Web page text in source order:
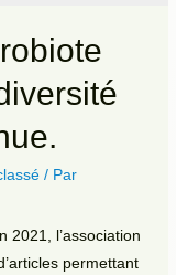
/ Par
2021, l’association
permettant